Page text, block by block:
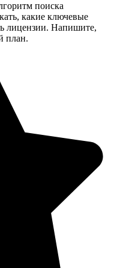
поиска
какие ключевые
лицензии. Напишите,
план.